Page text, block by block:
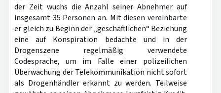
der Zeit wuchs die Anzahl seiner Abnehmer auf
insgesamt 35 Personen an. Mit diesen vereinbarte
er gleich zu Beginn der „geschäftlichen“ Beziehung
eine auf Konspiration bedachte und in der
Drogenszene regelmäßig verwendete
Codesprache, um im Falle einer polizeilichen
Überwachung der Telekommunikation nicht sofort
als Drogenhändler erkannt zu werden. Teilweise